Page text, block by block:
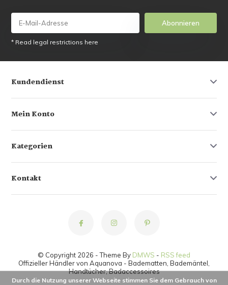
Abonnieren
* Read legal restrictions here
Kundendienst
Mein Konto
Kategorien
Kontakt
© Copyright 2026 - Theme By DMWS - RSS feed
Offizieller Händler von Aquanova - Badematten, Bademäntel,
Handtücher, Badaccessoires
Durch die Nutzung unserer Webseite stimmen Sie dem Gebrauch von